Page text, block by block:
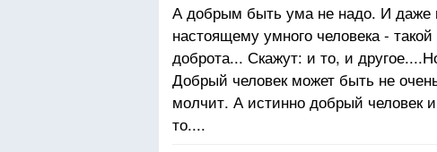
А добрым быть ума не надо. И даже
настоящему умного человека -
доброта... Скажут: и то, и
Добрый человек может быть не
молчит. А истинно добрый человек
то....